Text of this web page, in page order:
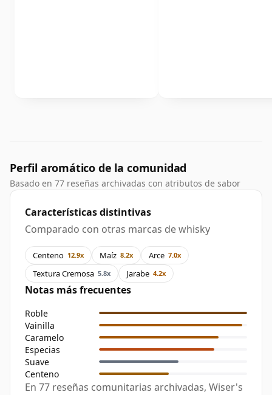
Perfil aromático de la comunidad
Basado en 77 reseñas archivadas con atributos de sabor
Características distintivas
Comparado con otras marcas de whisky
Centeno 12.9x Maíz 8.2x Arce 7.0x
Textura Cremosa 5.8x Jarabe 4.2x
Notas más frecuentes
Roble
Vainilla
Caramelo
Especias
Suave
Centeno
En 77 reseñas comunitarias archivadas, Wiser's